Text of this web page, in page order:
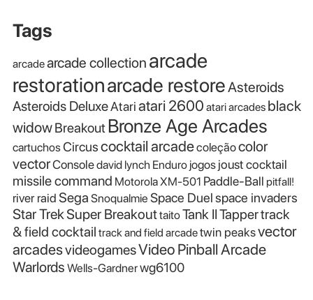
Tags
arcadearcade collection arcade
restorationarcade restoreAsteroids
Asteroids DeluxeAtariatari 2600 atari arcades black
widowBreakoutBronze Age Arcades
cartuchosCircuscocktail arcadecoleçãocolor
vectorConsoledavid lynch Enduro jogos joust cocktail
missile command Motorola XM-501 Paddle-Ball pitfall!
river raidSega Snoqualmie Space Duelspace invaders
Star TrekSuper BreakouttaitoTank IITappertrack
& field cocktail track and field arcadetwin peaksvector
arcadesvideogamesVideo Pinball Arcade
Warlords Wells-Gardnerwg6100